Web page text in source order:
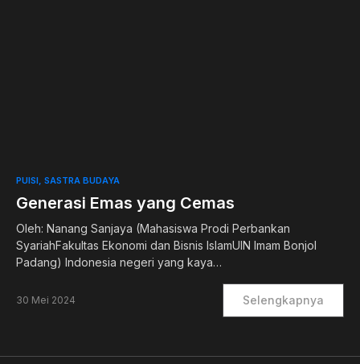
PUISI SASTRA BUDAYA
Generasi Emas yang Cemas
Oleh: Nanang Sanjaya (Mahasiswa Prodi Perbankan
SyariahFakultas Ekonomi dan Bisnis IslamUIN Imam Bonjol
Padang) Indonesia negeri yang kaya…
30 Mei 2024 Selengkapnya